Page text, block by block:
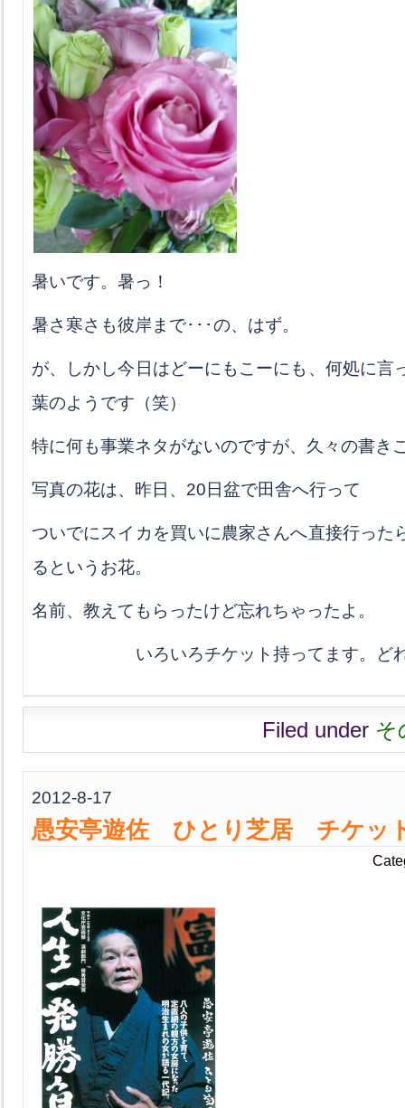
暑いです。暑っ！
暑さ寒さも彼岸まで･･･の、はず。
が、しかし今日はどーにもこーにも、何処に言
葉のようです（笑）
特に何も事業ネタがないのですが、久々の書き
写真の花は、昨日、20日盆で田舎へ行って
ついでにスイカを買いに農家さんへ直接行った
るというお花。
名前、教えてもらったけど忘れちゃったよ。
いろいろチケット持ってます。ど
Filed under そ
2012-8-17
愚安亭遊佐 ひとり芝居 チケッ